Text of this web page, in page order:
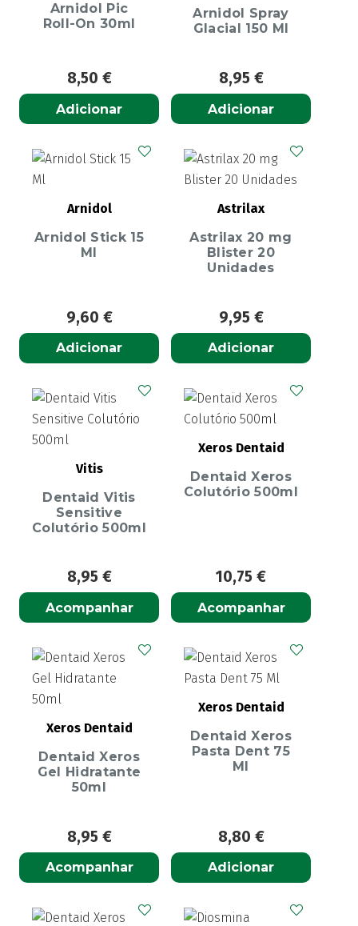
Arnidol Pic
Roll-On 30ml
8,50 €
Adicionar
Arnidol Spray
Glacial 150 Ml
8,95 €
Adicionar
Arnidol
Arnidol Stick 15
Ml
9,60 €
Adicionar
Astrilax
Astrilax 20 mg
Blister 20
Unidades
9,95 €
Adicionar
Vitis
Dentaid Vitis
Sensitive
Colutório 500ml
8,95 €
Acompanhar
Xeros Dentaid
Dentaid Xeros
Colutório 500ml
10,75 €
Acompanhar
Xeros Dentaid
Dentaid Xeros
Gel Hidratante
50ml
8,95 €
Acompanhar
Xeros Dentaid
Dentaid Xeros
Pasta Dent 75
Ml
8,80 €
Adicionar